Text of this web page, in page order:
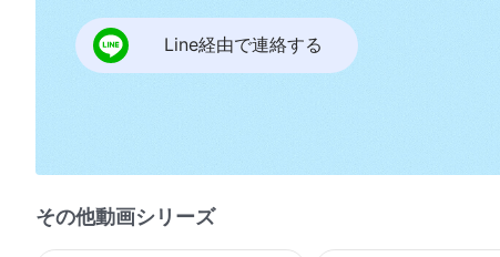
Line経由で連絡する
その他動画シリーズ